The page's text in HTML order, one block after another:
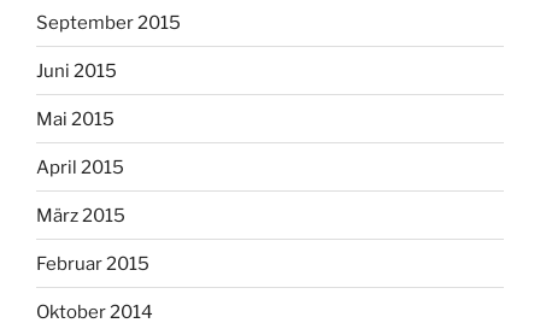
September 2015
Juni 2015
Mai 2015
April 2015
März 2015
Februar 2015
Oktober 2014